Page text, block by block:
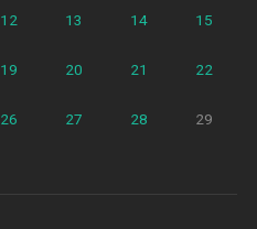
12 13 14 15
19 20 21 22
26 27 28 29